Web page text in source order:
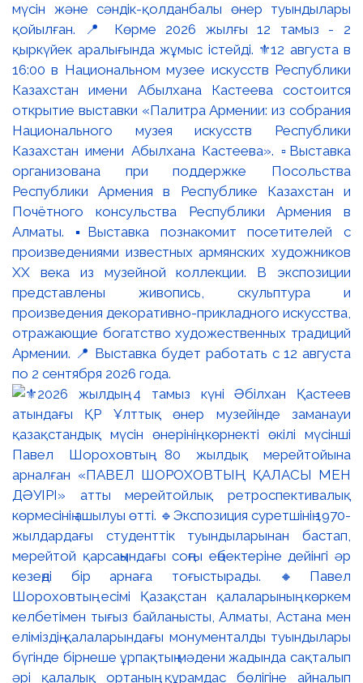
мүсін және сәндік-қолданбалы өнер туындылары
қойылған. 📍 Көрме 2026 жылғы 12 тамыз - 2
қыркүйек аралығында жұмыс істейді. ⚜️12 августа в
16:00 в Национальном музее искусств Республики
Казахстан имени Абылхана Кастеева состоится
открытие выставки «Палитра Армении: из собрания
Национального музея искусств Республики
Казахстан имени Абылхана Кастеева». ▫️Выставка
организована при поддержке Посольства
Республики Армения в Республике Казахстан и
Почётного консульства Республики Армения в
Алматы. ▪️Выставка познакомит посетителей с
произведениями известных армянских художников
XX века из музейной коллекции. В экспозиции
представлены живопись, скульптура и
произведения декоративно-прикладного искусства,
отражающие богатство художественных традиций
Армении. 📍 Выставка будет работать с 12 августа
по 2 сентября 2026 года.